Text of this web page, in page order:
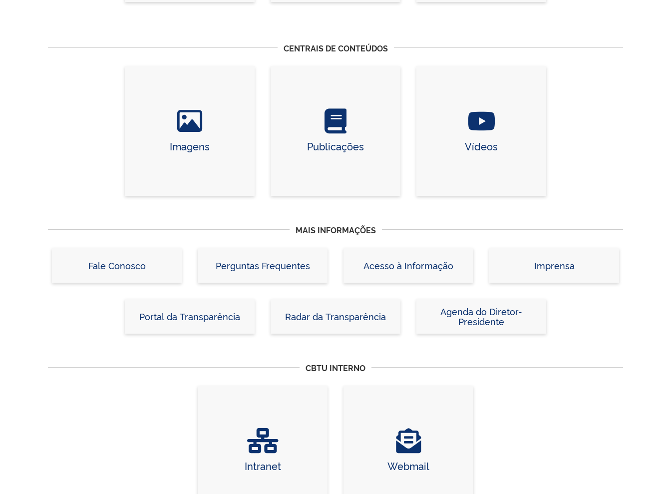
CENTRAIS DE CONTEÚDOS
Imagens Publicações Vídeos
MAIS INFORMAÇÕES
Fale Conosco Perguntas Frequentes Acesso à Informação Imprensa
Portal da Transparência Radar da Transparência
Agenda do Diretor-
Presidente
CBTU INTERNO
Intranet Webmail